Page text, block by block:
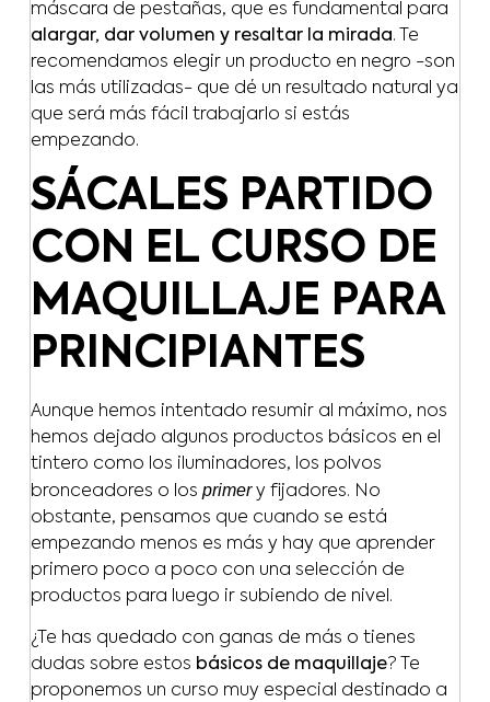
máscara de pestañas, que es fundamental para
alargar, dar volumen y resaltar la mirada. Te
recomendamos elegir un producto en negro -son
las más utilizadas- que dé un resultado natural ya
que será más fácil trabajarlo si estás
empezando.
SÁCALES PARTIDO
CON EL CURSO DE
MAQUILLAJE PARA
PRINCIPIANTES
Aunque hemos intentado resumir al máximo, nos
hemos dejado algunos productos básicos en el
tintero como los iluminadores, los polvos
bronceadores o los primery fijadores. No
obstante, pensamos que cuando se está
empezando menos es más y hay que aprender
primero poco a poco con una selección de
productos para luego ir subiendo de nivel.
¿Te has quedado con ganas de más o tienes
dudas sobre estos básicos de maquillaje? Te
proponemos un curso muy especial destinado a